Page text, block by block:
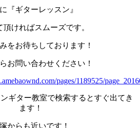
『ギターレッスン』
頂ければスムーズです。
をお待ちしております！
お問い合わせください！
pages/1189525/
ギター教室で検索するとすぐ出てき
ます！
からも近いです！